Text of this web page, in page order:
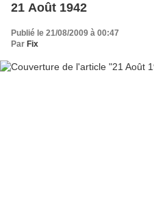
21 Août 1942
Publié le 21/08/2009 à 00:47
Par Fix